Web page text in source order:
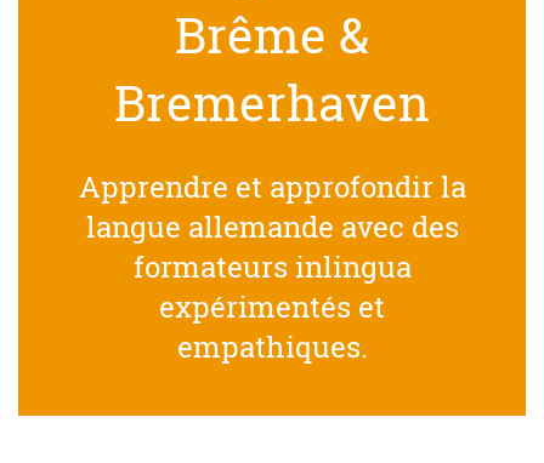
Brême &
Bremerhaven
Apprendre et approfondir la
langue allemande avec des
formateurs inlingua
expérimentés et
empathiques.